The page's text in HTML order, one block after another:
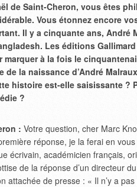
de Saint-Cheron, vous êtes
Vous étonnez encore
Il y a cinquante ans, André
Les éditions
marquer à la fois le
de la naissance d’André
histoire est-elle saisissante ?
?
: Votre question, cher Marc
réponse, je la ferai en
écrivain, académicien français,
de la réponse d’un directeur
attachée de presse : « Il n’y a